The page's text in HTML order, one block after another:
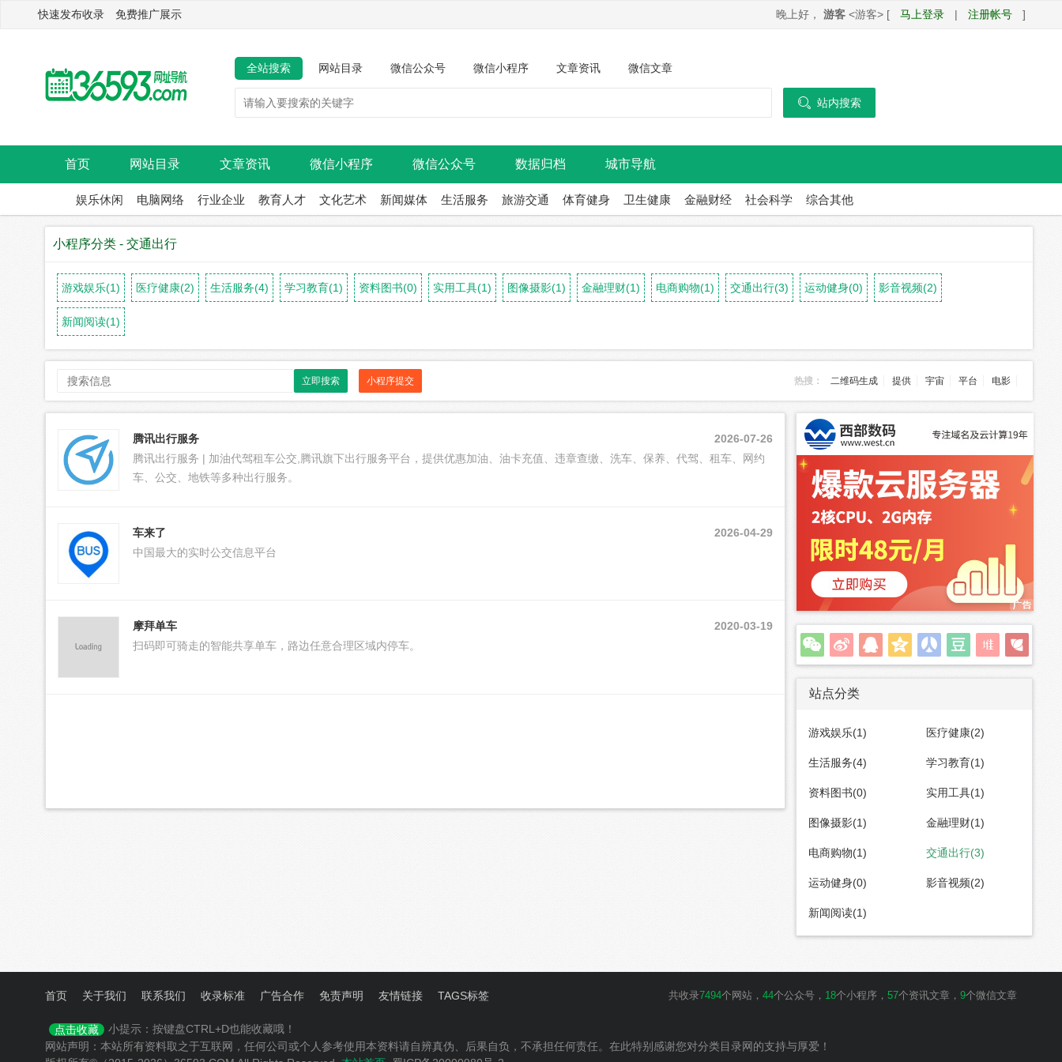
快速发布收录 免费推广展示 晚上好， 游客 <游客> [ 马上登录 | 注册帐号 ]
全站搜索 网站目录 微信公众号 微信小程序 文章资讯 微信文章
 站内搜索
首页 网站目录 文章资讯 微信小程序 微信公众号 数据归档 城市导航
娱乐休闲 电脑网络 行业企业 教育人才 文化艺术 新闻媒体 生活服务 旅游交通 体育健身 卫生健康 金融财经 社会科学 综合其他
小程序分类 - 交通出行
游戏娱乐(1) 医疗健康(2) 生活服务(4) 学习教育(1) 资料图书(0) 实用工具(1) 图像摄影(1) 金融理财(1) 电商购物(1) 交通出行(3) 运动健身(0) 影音视频(2)
新闻阅读(1)
立即搜索 小程序提交 热搜： 二维码生成 提供 宇宙 平台 电影
腾讯出行服务
2026-07-26
腾讯出行服务 | 加油代驾租车公交,腾讯旗下出行服务平台，提供优惠加油、油卡充值、违章查缴、洗车、保养、代驾、租车、网约
车、公交、地铁等多种出行服务。
车来了
2026-04-29
中国最大的实时公交信息平台
摩拜单车
2020-03-19
扫码即可骑走的智能共享单车，路边任意合理区域内停车。
站点分类
游戏娱乐(1) 医疗健康(2)
生活服务(4) 学习教育(1)
资料图书(0) 实用工具(1)
图像摄影(1) 金融理财(1)
电商购物(1) 交通出行(3)
运动健身(0) 影音视频(2)
新闻阅读(1)
共收录7494个网站， 44个公众号， 18个小程序， 57个资讯文章， 9个微信文章
首页 关于我们 联系我们 收录标准 广告合作 免责声明 友情链接 TAGS标签
点击收藏
小提示：按键盘CTRL+D也能收藏哦！
网站声明：本站所有资料取之于互联网，任何公司或个人参考使用本资料请自辨真伪、后果自负，不承担任何责任。在此特别感谢您对分类目录网的支持与厚爱！